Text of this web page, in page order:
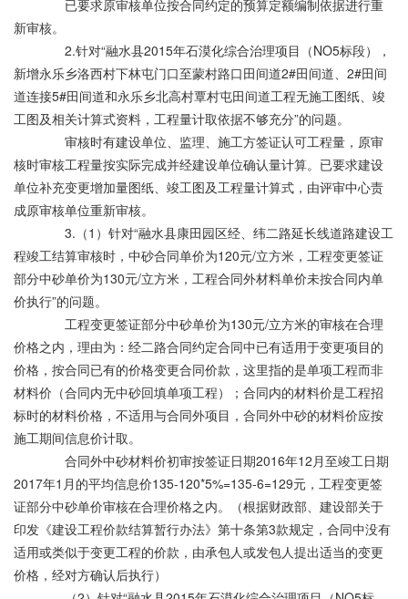
已要求原审核单位按合同约定的预算定额编制依据进行重
新审核。
2.针对“融水县2015年石漠化综合治理项目（NO5标段），
新增永乐乡洛西村下林屯门口至蒙村路口田间道2#田间道、2#田间
道连接5#田间道和永乐乡北高村覃村屯田间道工程无施工图纸、竣
工图及相关计算式资料，工程量计取依据不够充分”的问题。
审核时有建设单位、监理、施工方签证认可工程量，原审
核时审核工程量按实际完成并经建设单位确认量计算。已要求建设
单位补充变更增加量图纸、竣工图及工程量计算式，由评审中心责
成原审核单位重新审核。
3.（1）针对“融水县康田园区经、纬二路延长线道路建设工
程竣工结算审核时，中砂合同单价为120元/立方米，工程变更签证
部分中砂单价为130元/立方米，工程合同外材料单价未按合同内单
价执行”的问题。
工程变更签证部分中砂单价为130元/立方米的审核在合理
价格之内，理由为：经二路合同约定合同中已有适用于变更项目的
价格，按合同已有的价格变更合同价款，这里指的是单项工程而非
材料价（合同内无中砂回填单项工程）；合同内的材料价是工程招
标时的材料价格，不适用与合同外项目，合同外中砂的材料价应按
施工期间信息价计取。
合同外中砂材料价初审按签证日期2016年12月至竣工日期
2017年1月的平均信息价135-120*5%=135-6=129元，工程变更签
证部分中砂单价审核在合理价格之内。（根据财政部、建设部关于
印发《建设工程价款结算暂行办法》第十条第3款规定，合同中没有
适用或类似于变更工程的价款，由承包人或发包人提出适当的变更
价格，经对方确认后执行）